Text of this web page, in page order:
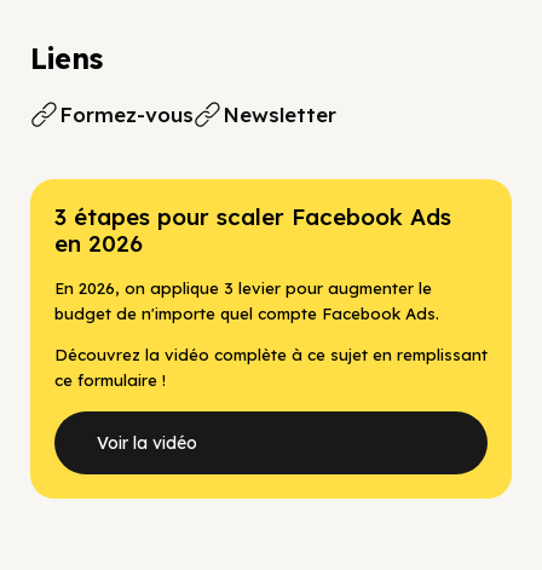
Liens
Formez-vous Newsletter
3 étapes pour scaler Facebook Ads
en 2026
En 2026, on applique 3 levier pour augmenter le
budget de n'importe quel compte Facebook Ads.
Découvrez la vidéo complète à ce sujet en remplissant
ce formulaire !
Voir la vidéo